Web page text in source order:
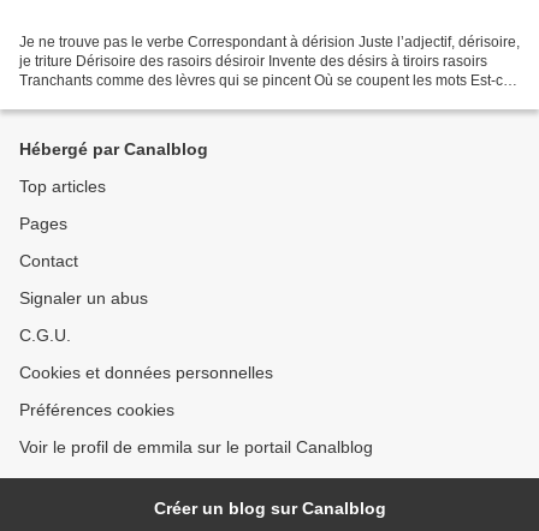
Je ne trouve pas le verbe Correspondant à dérision Juste l’adjectif, dérisoire,
je triture Dérisoire des rasoirs désiroir Invente des désirs à tiroirs rasoirs
Tranchants comme des lèvres qui se pincent Où se coupent les mots Est-ce
Hébergé par Canalblog
Top articles
Pages
Contact
Signaler un abus
C.G.U.
Cookies et données personnelles
Préférences cookies
Voir le profil de emmila sur le portail Canalblog
Créer un blog sur Canalblog